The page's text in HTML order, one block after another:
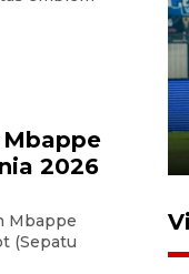
2026
Mbappe
(Sepatu